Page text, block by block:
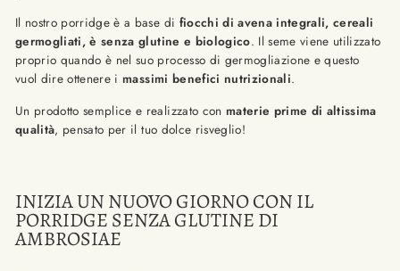
Il nostro porridge è a base di fiocchi di avena integrali, cereali
germogliati,èsenza glutine e biologico. Il seme viene utilizzato
proprio quando è nel suo processo di germogliazione e questo
vuol dire ottenere imassimi benefici nutrizionali.
Un prodotto semplice e realizzato con materie prime di altissima
qualità, pensato per il tuo dolce risveglio!
INIZIA UN NUOVO GIORNO CON IL
PORRIDGE SENZA GLUTINE DI
AMBROSIAE